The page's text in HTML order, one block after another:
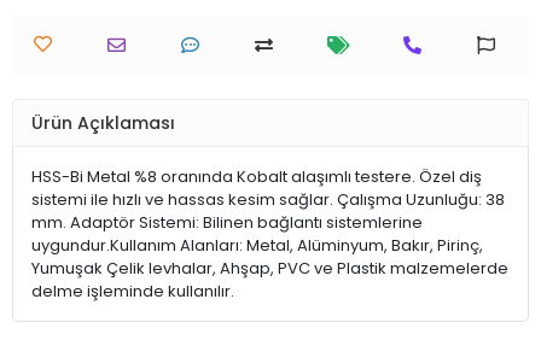
Ürün Açıklaması
HSS-Bi Metal %8 oranında Kobalt alaşımlı testere. Özel diş
sistemi ile hızlı ve hassas kesim sağlar. Çalışma Uzunluğu: 38
mm. Adaptör Sistemi: Bilinen bağlantı sistemlerine
uygundur.Kullanım Alanları: Metal, Alüminyum, Bakır, Pirinç,
Yumuşak Çelik levhalar, Ahşap, PVC ve Plastik malzemelerde
delme işleminde kullanılır.